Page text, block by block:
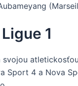
1
svojou
Sport 4 a Nova